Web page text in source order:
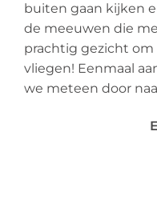
buiten gaan kijken
de meeuwen die
prachtig gezicht om
vliegen! Eenmaal
we meteen door